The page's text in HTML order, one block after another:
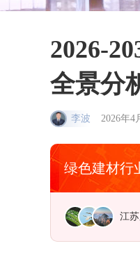
2026-
全景分
李波 2026年4
绿色建材行
江